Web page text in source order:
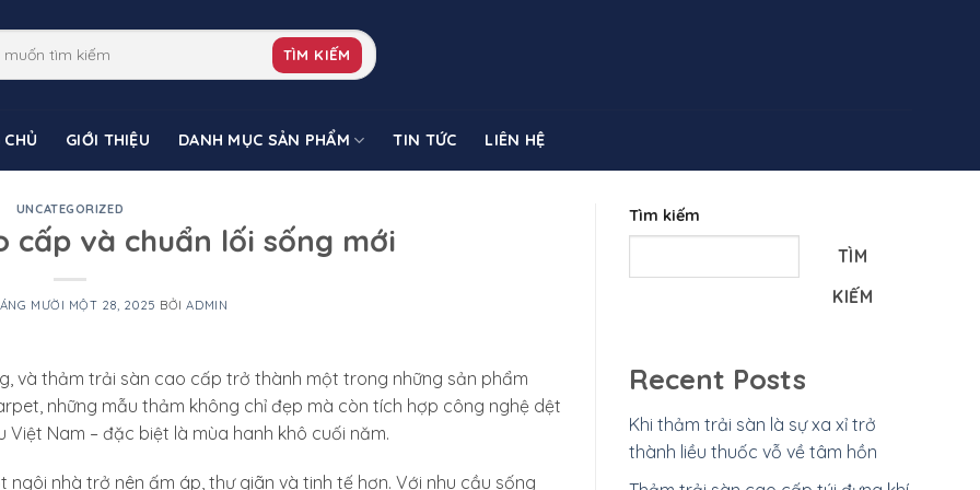
TÌM KIẾM
GIỚI THIỆU DANH MỤC SẢN PHẨM TIN TỨC LIÊN HỆ
UNCATEGORIZED
cấp và chuẩn lối sống mới
MƯỜI MỘT 28, 2025 BỞIADMIN
và thảm trải sàn cao cấp trở thành một trong những sản phẩm
những mẫu thảm không chỉ đẹp mà còn tích hợp công nghệ dệt
Nam – đặc biệt là mùa hanh khô cuối năm.
nhà trở nên ấm áp, thư giãn và tinh tế hơn. Với nhu cầu sống
Tìm kiếm
TÌM
KIẾM
Recent Posts
Khi thảm trải sàn là sự xa xỉ trở
thành liều thuốc vỗ về tâm hồn